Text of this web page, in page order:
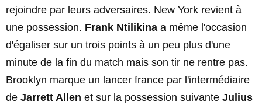
rejoindre par leurs adversaires. New York revient à
une possession. Frank Ntilikina a même l'occasion
d'égaliser sur un trois points à un peu plus d'une
minute de la fin du match mais son tir ne rentre pas.
Brooklyn marque un lancer france par l'intermédiaire
de Jarrett Allen et sur la possession suivante Julius